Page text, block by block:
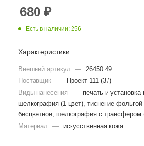
680 ₽
Есть в наличии: 256
Характеристики
Внешний артикул —
26450.49
Поставщик —
Проект 111 (37)
Виды нанесения
—
печать и установка
шелкография (1 цвет), тиснение фольгой
бесцветное, шелкография с трансфером
Материал
— искусственная кожа